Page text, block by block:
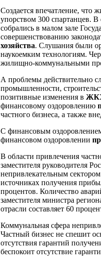
Создается впечатление, что
упорством 300 спартанцев. В
собрались в малом зале
совершенствованию
хозяйства. Слушания были
наукоемким технологиям.
жилищно-коммунальными
А проблемы действительно
промышленности,
позитивные изменения в
финансовому оздоровлению
частного бизнеса, а также
С финансовым
финансовом оздоровлении
В области привлечения
заместителя руководителя
непривлекательным
источниках получения
процентов. Количество
заместителя министра
отрасли составляет 60
Коммунальная сфера
Частный бизнес не спешит
отсутствия гарантий
беспокоит отсутствие